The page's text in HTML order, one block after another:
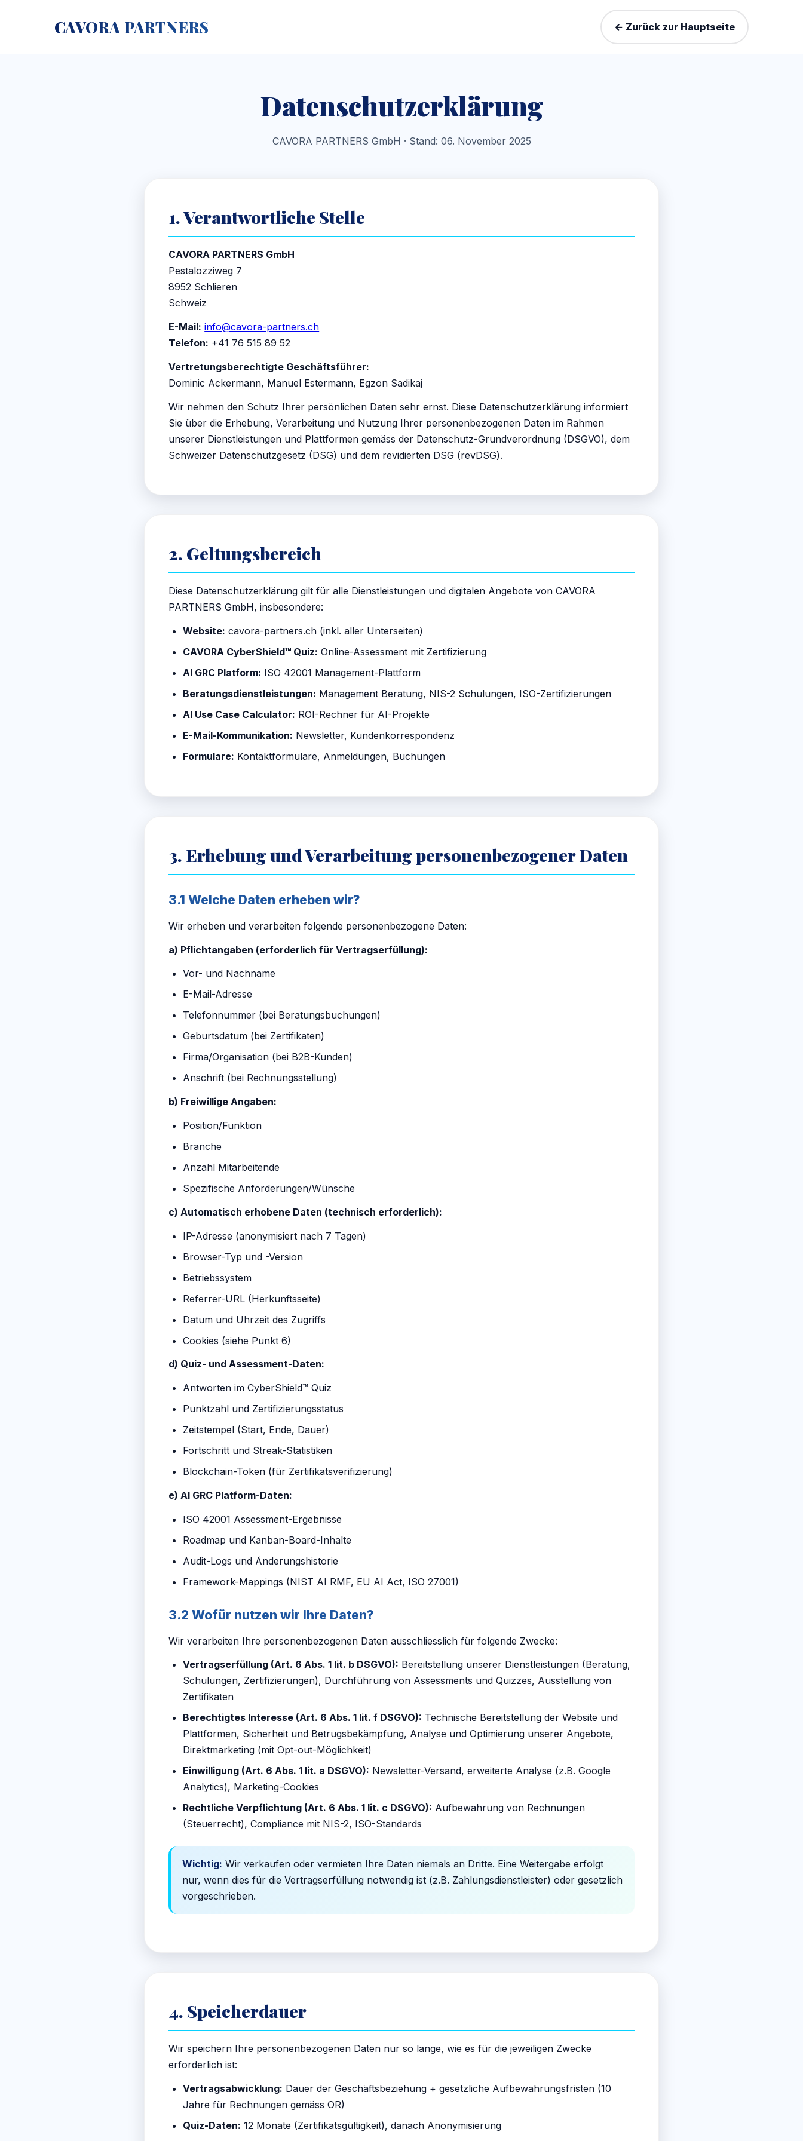
CAVORA PARTNERS ← Zurück zur Hauptseite
Datenschutzerklärung
CAVORA PARTNERS GmbH · Stand: 06. November 2025
1. Verantwortliche Stelle
CAVORA PARTNERS GmbH
Pestalozziweg 7
8952 Schlieren
Schweiz
E-Mail: info@cavora-partners.ch
Telefon: +41 76 515 89 52
Vertretungsberechtigte Geschäftsführer:
Dominic Ackermann, Manuel Estermann, Egzon Sadikaj
Wir nehmen den Schutz Ihrer persönlichen Daten sehr ernst. Diese Datenschutzerklärung informiert
Sie über die Erhebung, Verarbeitung und Nutzung Ihrer personenbezogenen Daten im Rahmen
unserer Dienstleistungen und Plattformen gemäss der Datenschutz-Grundverordnung (DSGVO), dem
Schweizer Datenschutzgesetz (DSG) und dem revidierten DSG (revDSG).
2. Geltungsbereich
Diese Datenschutzerklärung gilt für alle Dienstleistungen und digitalen Angebote von CAVORA
PARTNERS GmbH, insbesondere:
Website: cavora-partners.ch (inkl. aller Unterseiten)
CAVORA CyberShield™ Quiz: Online-Assessment mit Zertifizierung
AI GRC Platform: ISO 42001 Management-Plattform
Beratungsdienstleistungen: Management Beratung, NIS-2 Schulungen, ISO-Zertifizierungen
AI Use Case Calculator: ROI-Rechner für AI-Projekte
E-Mail-Kommunikation: Newsletter, Kundenkorrespondenz
Formulare: Kontaktformulare, Anmeldungen, Buchungen
3. Erhebung und Verarbeitung personenbezogener Daten
3.1 Welche Daten erheben wir?
Wir erheben und verarbeiten folgende personenbezogene Daten:
a) Pflichtangaben (erforderlich für Vertragserfüllung):
Vor- und Nachname
E-Mail-Adresse
Telefonnummer (bei Beratungsbuchungen)
Geburtsdatum (bei Zertifikaten)
Firma/Organisation (bei B2B-Kunden)
Anschrift (bei Rechnungsstellung)
b) Freiwillige Angaben:
Position/Funktion
Branche
Anzahl Mitarbeitende
Spezifische Anforderungen/Wünsche
c) Automatisch erhobene Daten (technisch erforderlich):
IP-Adresse (anonymisiert nach 7 Tagen)
Browser-Typ und -Version
Betriebssystem
Referrer-URL (Herkunftsseite)
Datum und Uhrzeit des Zugriffs
Cookies (siehe Punkt 6)
d) Quiz- und Assessment-Daten:
Antworten im CyberShield™ Quiz
Punktzahl und Zertifizierungsstatus
Zeitstempel (Start, Ende, Dauer)
Fortschritt und Streak-Statistiken
Blockchain-Token (für Zertifikatsverifizierung)
e) AI GRC Platform-Daten:
ISO 42001 Assessment-Ergebnisse
Roadmap und Kanban-Board-Inhalte
Audit-Logs und Änderungshistorie
Framework-Mappings (NIST AI RMF, EU AI Act, ISO 27001)
3.2 Wofür nutzen wir Ihre Daten?
Wir verarbeiten Ihre personenbezogenen Daten ausschliesslich für folgende Zwecke:
Vertragserfüllung (Art. 6 Abs. 1 lit. b DSGVO): Bereitstellung unserer Dienstleistungen (Beratung,
Schulungen, Zertifizierungen), Durchführung von Assessments und Quizzes, Ausstellung von
Zertifikaten
Berechtigtes Interesse (Art. 6 Abs. 1 lit. f DSGVO): Technische Bereitstellung der Website und
Plattformen, Sicherheit und Betrugsbekämpfung, Analyse und Optimierung unserer Angebote,
Direktmarketing (mit Opt-out-Möglichkeit)
Einwilligung (Art. 6 Abs. 1 lit. a DSGVO): Newsletter-Versand, erweiterte Analyse (z.B. Google
Analytics), Marketing-Cookies
Rechtliche Verpflichtung (Art. 6 Abs. 1 lit. c DSGVO): Aufbewahrung von Rechnungen
(Steuerrecht), Compliance mit NIS-2, ISO-Standards
Wichtig: Wir verkaufen oder vermieten Ihre Daten niemals an Dritte. Eine Weitergabe erfolgt
nur, wenn dies für die Vertragserfüllung notwendig ist (z.B. Zahlungsdienstleister) oder gesetzlich
vorgeschrieben.
4. Speicherdauer
Wir speichern Ihre personenbezogenen Daten nur so lange, wie es für die jeweiligen Zwecke
erforderlich ist:
Vertragsabwicklung: Dauer der Geschäftsbeziehung + gesetzliche Aufbewahrungsfristen (10
Jahre für Rechnungen gemäss OR)
Quiz-Daten: 12 Monate (Zertifikatsgültigkeit), danach Anonymisierung